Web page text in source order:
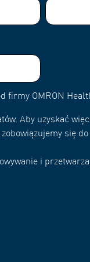
firmy OMRON
Aby uzyskać
się
i